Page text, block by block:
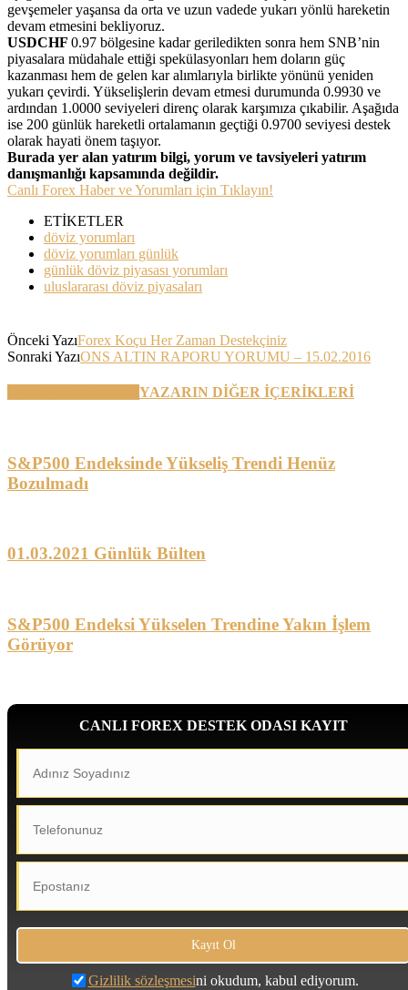
gevşemeler yaşansa da orta ve uzun vadede yukarı yönlü hareketin
devam etmesini bekliyoruz.
USDCHF 0.97 bölgesine kadar geriledikten sonra hem SNB’nin
piyasalara müdahale ettiği spekülasyonları hem doların güç
kazanması hem de gelen kar alımlarıyla birlikte yönünü yeniden
yukarı çevirdi. Yükselişlerin devam etmesi durumunda 0.9930 ve
ardından 1.0000 seviyeleri direnç olarak karşımıza çıkabilir. Aşağıda
ise 200 günlük hareketli ortalamanın geçtiği 0.9700 seviyesi destek
olarak hayati önem taşıyor.
Burada yer alan yatırım bilgi, yorum ve tavsiyeleri yatırım
danışmanlığı kapsamında değildir.
Canlı Forex Haber ve Yorumları için Tıklayın!
ETİKETLER
döviz yorumları
döviz yorumları günlük
günlük döviz piyasası yorumları
uluslararası döviz piyasaları
Önceki YazıForex Koçu Her Zaman Destekçiniz
Sonraki YazıONS ALTIN RAPORU YORUMU – 15.02.2016
YAZARIN DİĞER İÇERİKLERİ
S&P500 Endeksinde Yükseliş Trendi Henüz
Bozulmadı
01.03.2021 Günlük Bülten
S&P500 Endeksi Yükselen Trendine Yakın İşlem
Görüyor
CANLI FOREX DESTEK ODASI KAYIT
Gizlilik sözleşmesini okudum, kabul ediyorum.